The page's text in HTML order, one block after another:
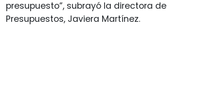
presupuesto”, subrayó la directora de
Presupuestos, Javiera Martínez.